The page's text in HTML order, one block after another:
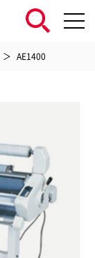
AE1400